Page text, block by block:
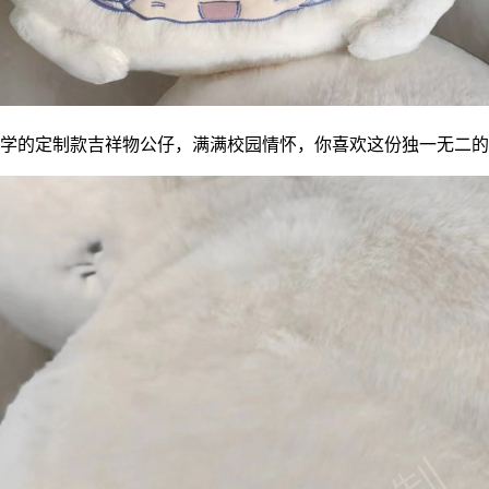
的定制款吉祥物公仔，满满校园情怀，你喜欢这份独一无二